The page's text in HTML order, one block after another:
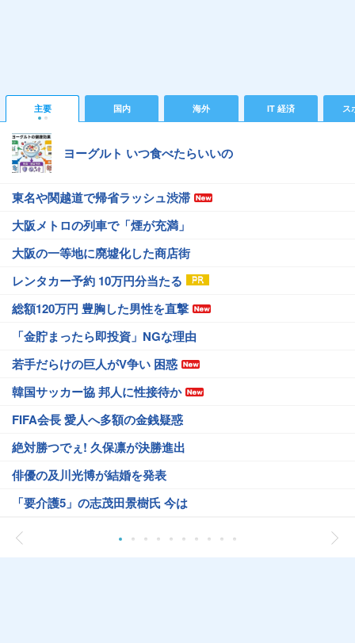
主要 国内 海外 IT 経済 ス
ヨーグルト いつ食べたらいいの
東名や関越道で帰省ラッシュ渋滞
大阪メトロの列車で「煙が充満」
大阪の一等地に廃墟化した商店街
レンタカー予約 10万円分当たる
総額120万円 豊胸した男性を直撃
「金貯まったら即投資」NGな理由
若手だらけの巨人がV争い 困惑
韓国サッカー協 邦人に性接待か
FIFA会長 愛人へ多額の金銭疑惑
絶対勝つでぇ! 久保凛が決勝進出
俳優の及川光博が結婚を発表
「要介護5」の志茂田景樹氏 今は